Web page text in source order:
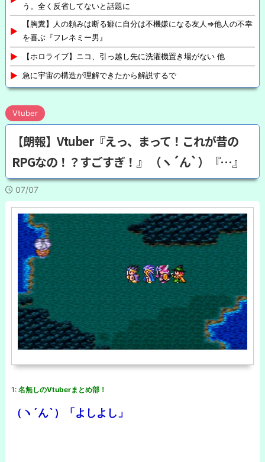
う。全く反省してないと話題に
【胸糞】人の頼みは断る癖に自分は不機嫌になる友人⇒他人の不幸
を喜ぶ『フレネミー男』
【ホロライブ】ニコ、引っ越し先に洗濯機置き場がない 他
急に宇宙の構造が理解できたから解説するで
Vtuber
【朗報】Vtuber『えっ、まって！これが昔の
RPGなの！？すごすぎ！』 （ヽ´ん`）『…』
07/07
1: 名無しのVtuberまとめ部！
（ヽ´ん`）「よしよし」